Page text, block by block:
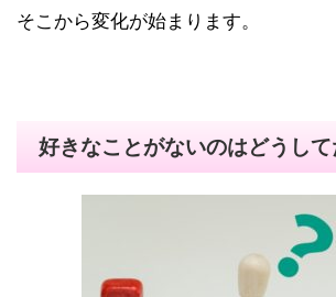
そこから変化が始まります。
好きなことがないのはどうして